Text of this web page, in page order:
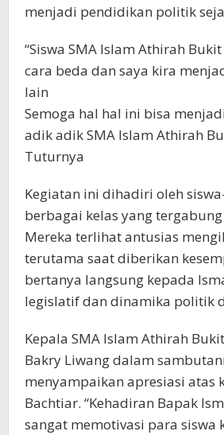
menjadi pendidikan politik
“Siswa SMA Islam Athirah
cara beda dan saya kira
lain
Semoga hal hal ini bisa
adik adik SMA Islam Athirah
Tuturnya
Kegiatan ini dihadiri oleh
berbagai kelas yang
Mereka terlihat antusias
terutama saat diberikan
bertanya langsung kepada
legislatif dan dinamika politik
Kepala SMA Islam Athirah
Bakry Liwang dalam
menyampaikan apresiasi atas
Bachtiar. “Kehadiran Bapak
sangat memotivasi para siswa